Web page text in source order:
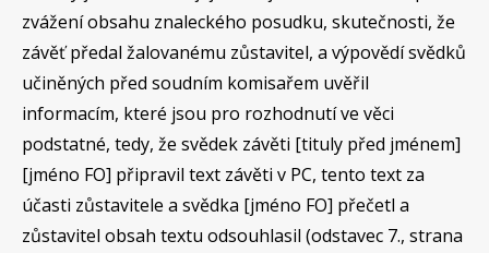
zvážení obsahu znaleckého posudku, skutečnosti, že
závěť předal žalovanému zůstavitel, a výpovědí svědků
učiněných před soudním komisařem uvěřil
informacím, které jsou pro rozhodnutí ve věci
podstatné, tedy, že svědek závěti [tituly před jménem]
[jméno FO] připravil text závěti v PC, tento text za
účasti zůstavitele a svědka [jméno FO] přečetl a
zůstavitel obsah textu odsouhlasil (odstavec 7., strana